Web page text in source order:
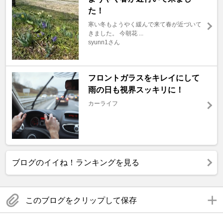
た！
寒い冬もようやく緩んで来て春が近づいて
きました。 今朝花 ...
syunn1さん
フロントガラスをキレイにして
雨の日も視界スッキリに！
カーライフ
ブログのイイね！ランキングを見る
このブログをクリップして保存